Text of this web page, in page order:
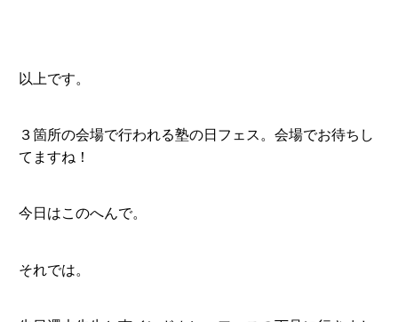
以上です。
３箇所の会場で行われる塾の日フェス。会場でお待ちし
てますね！
今日はこのへんで。
それでは。